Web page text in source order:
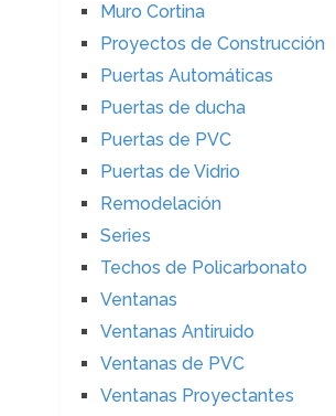
Muro Cortina
Proyectos de Construcción
Puertas Automáticas
Puertas de ducha
Puertas de PVC
Puertas de Vidrio
Remodelación
Series
Techos de Policarbonato
Ventanas
Ventanas Antiruido
Ventanas de PVC
Ventanas Proyectantes